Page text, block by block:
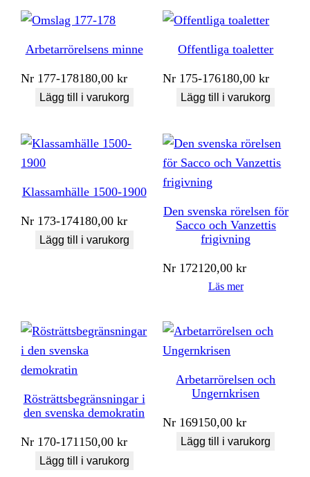
Arbetarrörelsens minne
Nr 177-178180,00kr
Lägg till i varukorg
Offentliga toaletter
Nr 175-176180,00kr
Lägg till i varukorg
Klassamhälle 1500-1900
Nr 173-174180,00kr
Lägg till i varukorg
Den svenska rörelsen för
Sacco och Vanzettis
frigivning
Nr 172120,00kr
Läs mer
Rösträttsbegränsningar i
den svenska demokratin
Nr 170-171150,00kr
Lägg till i varukorg
Arbetarrörelsen och
Ungernkrisen
Nr 169150,00kr
Lägg till i varukorg